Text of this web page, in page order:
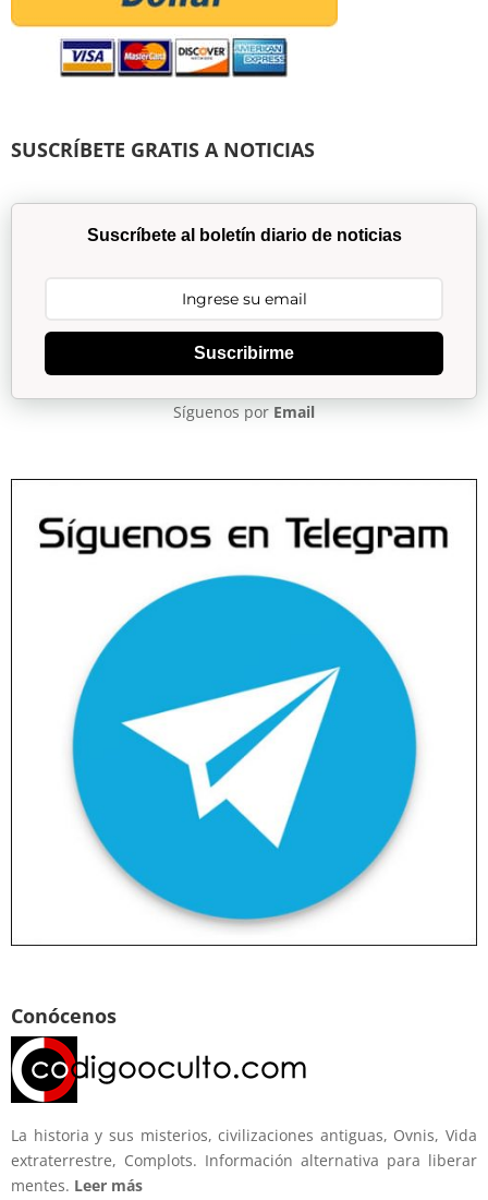
SUSCRÍBETE GRATIS A NOTICIAS
Suscríbete al boletín diario de noticias
Suscribirme
Síguenos por Email
Conócenos
La historia y sus misterios, civilizaciones antiguas, Ovnis, Vida
extraterrestre, Complots. Información alternativa para liberar
mentes. Leer más